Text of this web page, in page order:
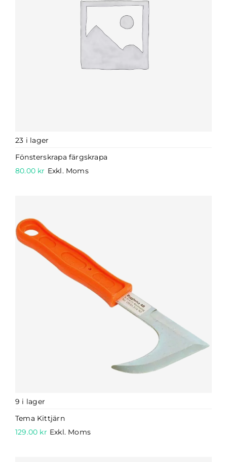
23 i lager
Fönsterskrapa färgskrapa
80.00 kr Exkl. Moms
9 i lager
Tema Kittjärn
129.00 kr Exkl. Moms